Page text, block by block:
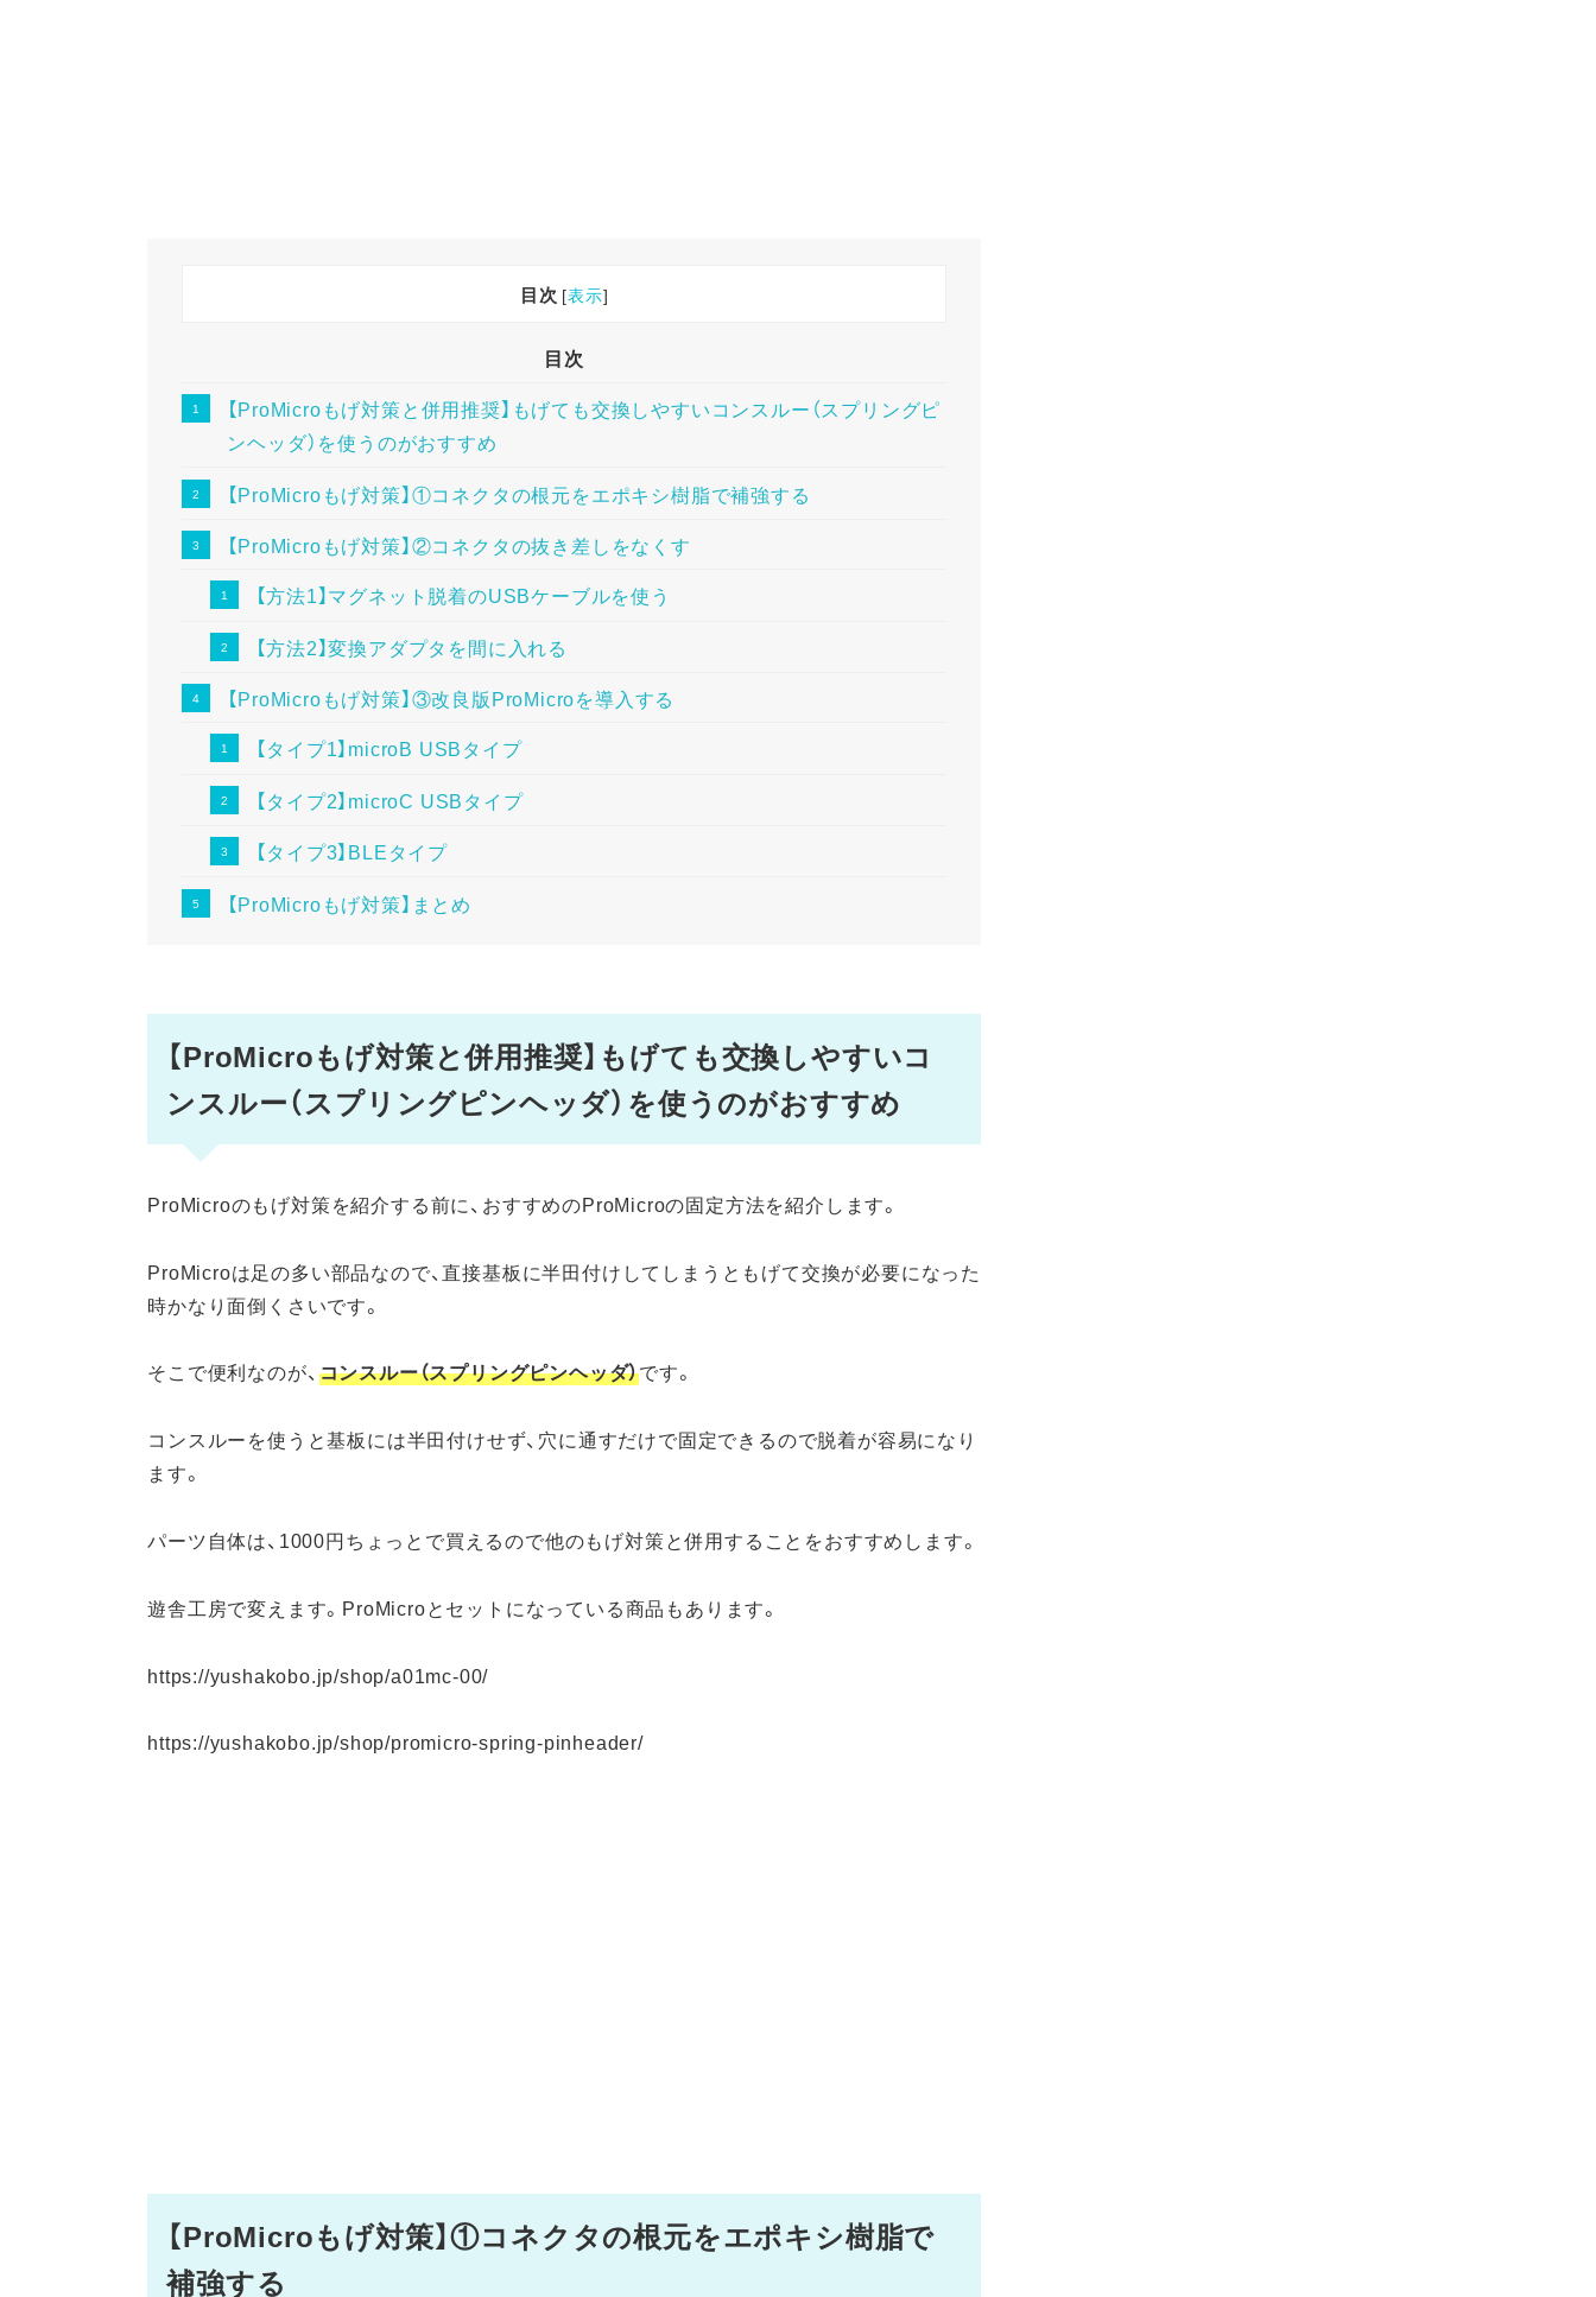
目次 [表示]
目次
【ProMicroもげ対策と併用推奨】もげても交換しやすいコンスルー（スプリングピ
ンヘッダ）を使うのがおすすめ
【ProMicroもげ対策】①コネクタの根元をエポキシ樹脂で補強する
【ProMicroもげ対策】②コネクタの抜き差しをなくす
【方法1】マグネット脱着のUSBケーブルを使う
【方法2】変換アダプタを間に入れる
【ProMicroもげ対策】③改良版ProMicroを導入する
【タイプ1】microB USBタイプ
【タイプ2】microC USBタイプ
【タイプ3】BLEタイプ
【ProMicroもげ対策】まとめ
【ProMicroもげ対策と併用推奨】もげても交換しやすいコ
ンスルー（スプリングピンヘッダ）を使うのがおすすめ
ProMicroのもげ対策を紹介する前に、おすすめのProMicroの固定方法を紹介します。
ProMicroは足の多い部品なので、直接基板に半田付けしてしまうともげて交換が必要になった
時かなり面倒くさいです。
そこで便利なのが、 コンスルー（スプリングピンヘッダ）です。
コンスルーを使うと基板には半田付けせず、穴に通すだけで固定できるので脱着が容易になり
ます。
パーツ自体は、1000円ちょっとで買えるので他のもげ対策と併用することをおすすめします。
遊舎工房で変えます。ProMicroとセットになっている商品もあります。
https://yushakobo.jp/shop/a01mc-00/
https://yushakobo.jp/shop/promicro-spring-pinheader/
【ProMicroもげ対策】①コネクタの根元をエポキシ樹脂で
補強する